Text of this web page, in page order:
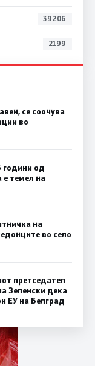
39206
2199
се соочува
во
години од
темел на
на
во село
претседател
Зеленски дека
ЕУ на Белград